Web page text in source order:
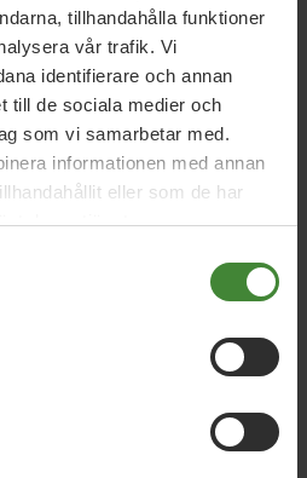
tillhandahålla funktioner
vår trafik. Vi
identifierare och annan
till de sociala medier och
som vi samarbetar med.
informationen med annan
eller som de har
deras tjänster.